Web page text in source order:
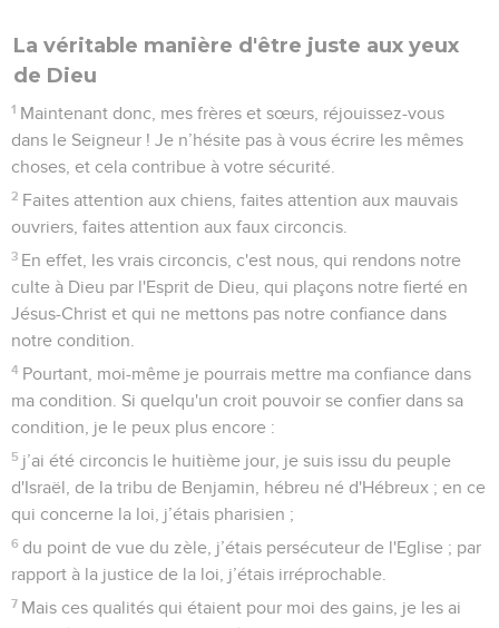
La véritable manière d'être juste aux yeux
de Dieu
1 Maintenant donc, mes frères et sœurs, réjouissez-vous
dans le Seigneur ! Je n’hésite pas à vous écrire les mêmes
choses, et cela contribue à votre sécurité.
2 Faites attention aux chiens, faites attention aux mauvais
ouvriers, faites attention aux faux circoncis.
3 En effet, les vrais circoncis, c'est nous, qui rendons notre
culte à Dieu par l'Esprit de Dieu, qui plaçons notre fierté en
Jésus-Christ et qui ne mettons pas notre confiance dans
notre condition.
4 Pourtant, moi-même je pourrais mettre ma confiance dans
ma condition. Si quelqu'un croit pouvoir se confier dans sa
condition, je le peux plus encore :
5 j’ai été circoncis le huitième jour, je suis issu du peuple
d'Israël, de la tribu de Benjamin, hébreu né d'Hébreux ; en ce
qui concerne la loi, j’étais pharisien ;
6 du point de vue du zèle, j’étais persécuteur de l'Eglise ; par
rapport à la justice de la loi, j’étais irréprochable.
7 Mais ces qualités qui étaient pour moi des gains, je les ai